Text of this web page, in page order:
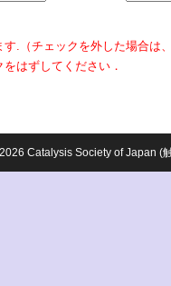
.（チェックを外した場合は
はずしてください．
Catalysis Society of Japan (